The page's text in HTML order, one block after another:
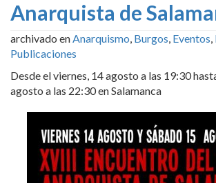
Anarquista de
archivado enAnarquismo, Burgos, Eventos,
Publicaciones
Desde el viernes, 14 agosto a las 19:30
agosto a las 22:30 en Salamanca